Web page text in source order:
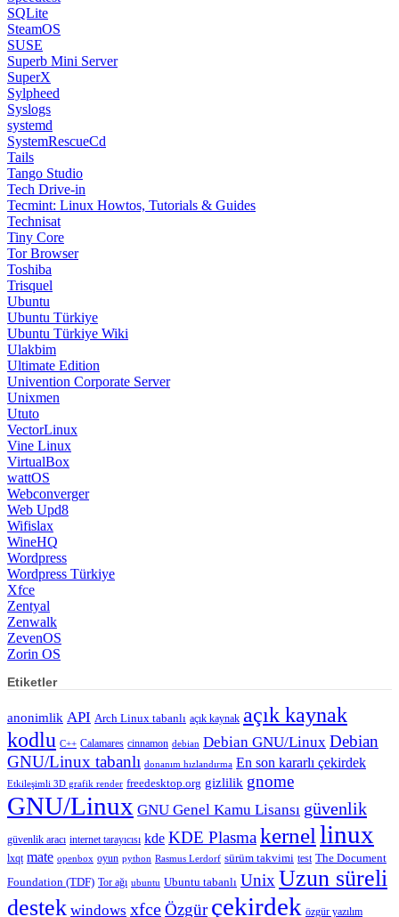
SQLite
SteamOS
SUSE
Superb Mini Server
SuperX
Sylpheed
Syslogs
systemd
SystemRescueCd
Tails
Tango Studio
Tech Drive-in
Tecmint: Linux Howtos, Tutorials & Guides
Technisat
Tiny Core
Tor Browser
Toshiba
Trisquel
Ubuntu
Ubuntu Türkiye
Ubuntu Türkiye Wiki
Ulakbim
Ultimate Edition
Univention Corporate Server
Unixmen
Ututo
VectorLinux
Vine Linux
VirtualBox
wattOS
Webconverger
Web Upd8
Wifislax
WineHQ
Wordpress
Wordpress Türkiye
Xfce
Zentyal
Zenwalk
ZevenOS
Zorin OS
Etiketler
anonimlik API Arch Linux tabanlı açık kaynak açık kaynak
kodlu C++ Calamares cinnamon debian Debian GNU/Linux Debian
GNU/Linux tabanlı donanım hızlandırma En son kararlı çekirdek
Etkileşimli 3D grafik render freedesktop.org gizlilik gnome
GNU/Linux GNU Genel Kamu Lisansı güvenlik
güvenlik aracı internet tarayıcısı kde KDE Plasmakernel linux
lxqt mate openbox oyun python Rasmus Lerdorf sürüm takvimi test The Document
Foundation (TDF) Tor ağı ubuntu Ubuntu tabanlı Unix Uzun süreli
destek windows xfceÖzgür çekirdek özgür yazılım